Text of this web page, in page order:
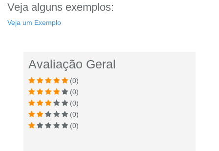
Veja alguns exemplos:
Veja um Exemplo
Avaliação Geral
(0)
(0)
(0)
(0)
(0)